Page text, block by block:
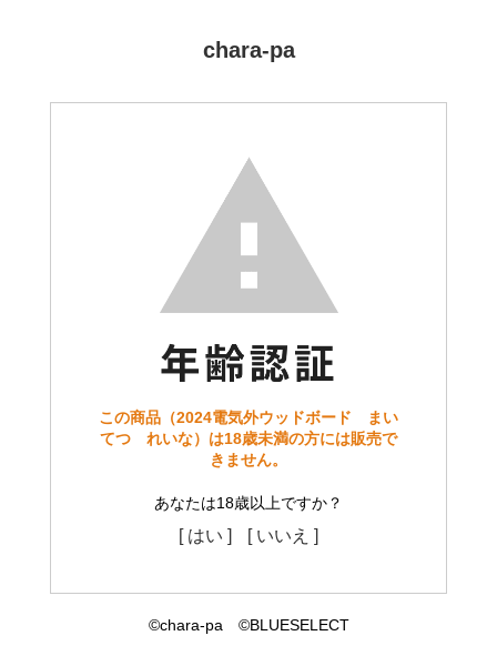
chara-pa
この商品（2024電気外ウッドボード まい
てつ れいな）は18歳未満の方には販売で
きません。
あなたは18歳以上ですか？
[ はい ] [ いいえ ]
©chara-pa ©BLUESELECT